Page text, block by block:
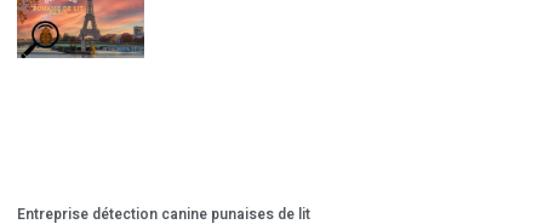
Entreprise détection canine punaises de lit